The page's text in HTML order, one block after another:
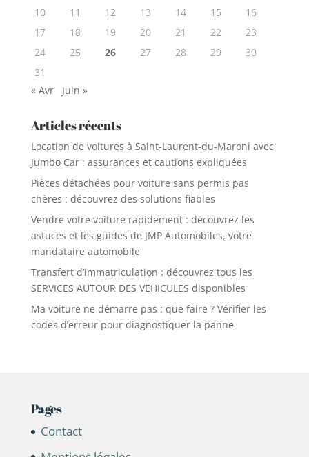
10
11 12 13 14 15
16
17
18 19 20 21 22
23
24
25 26 27 28 29
30
31
« Avr
Juin »
Articles récents
Location de voitures à Saint-Laurent-du-Maroni avec
Jumbo Car : assurances et cautions expliquées
Pièces détachées pour voiture sans permis pas
chères : découvrez des solutions fiables
Vendre votre voiture rapidement : découvrez les
astuces et les guides de JMP Automobiles, votre
mandataire automobile
Transfert d’immatriculation : découvrez tous les
SERVICES AUTOUR DES VEHICULES disponibles
Ma voiture ne démarre pas : que faire ? Vérifier les
codes d’erreur pour diagnostiquer la panne
Pages
Contact